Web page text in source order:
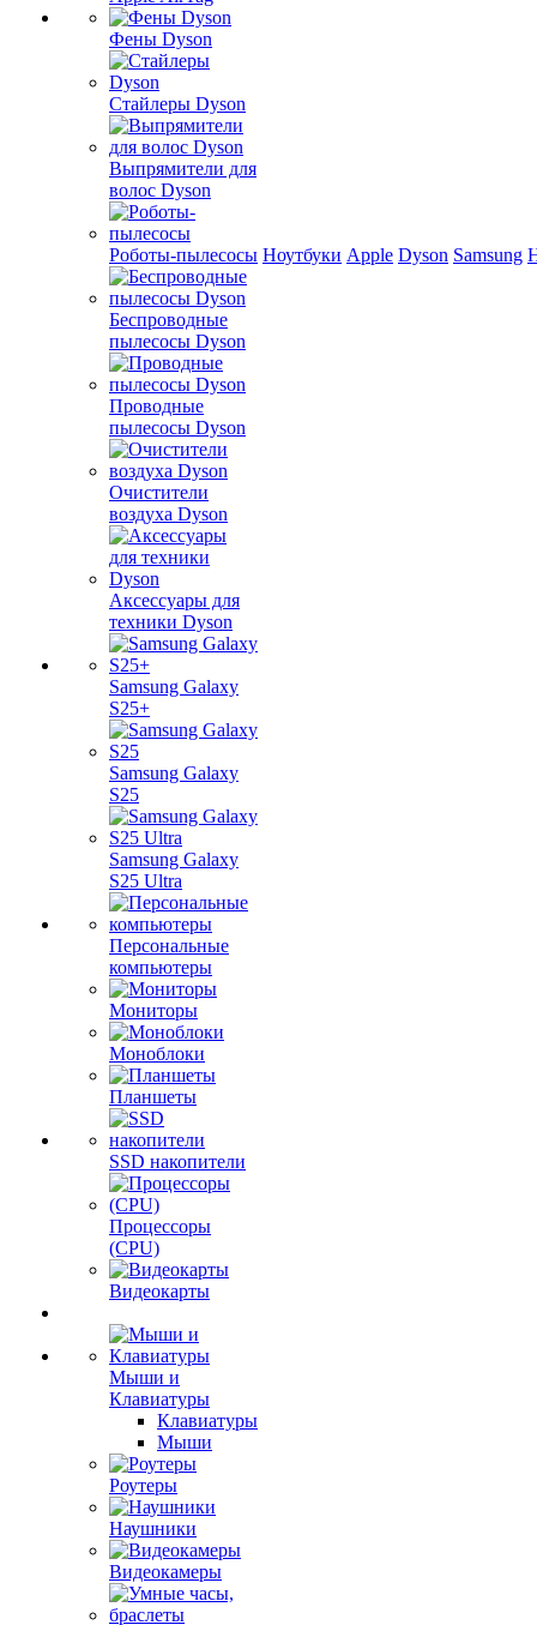
Фены Dyson
Стайлеры Dyson
Выпрямители для
волос Dyson
Роботы-пылесосы
Беспроводные
пылесосы Dyson
Проводные
пылесосы Dyson
Очистители
воздуха Dyson
Аксессуары для
техники Dyson
Samsung Galaxy
S25+
Samsung Galaxy
S25
Samsung Galaxy
S25 Ultra
Персональные
компьютеры
Мониторы
Моноблоки
Планшеты
SSD накопители
Процессоры
(CPU)
Видеокарты
Мыши и
Клавиатуры
Клавиатуры
Мыши
Роутеры
Наушники
Видеокамеры
Ноутбуки Apple Dyson Samsung